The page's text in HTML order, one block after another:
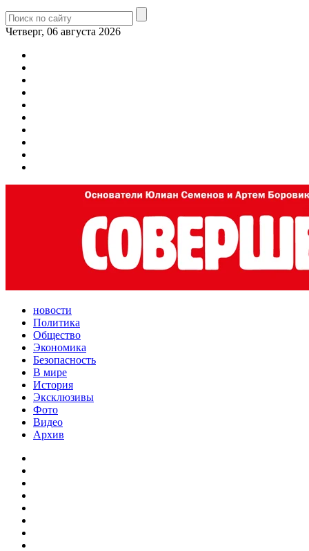
Четверг, 06 августа 2026
новости
Политика
Общество
Экономика
Безопасность
В мире
История
Эксклюзивы
Фото
Видео
Архив